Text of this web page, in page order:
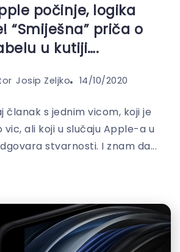
počinje, logika
“Smiješna” priča o
u kutiji….
Josip Zeljko 14/10/2020
članak s jednim vicom, koji je
vic, ali koji u slučaju Apple-a u
stvarnosti. I znam da...